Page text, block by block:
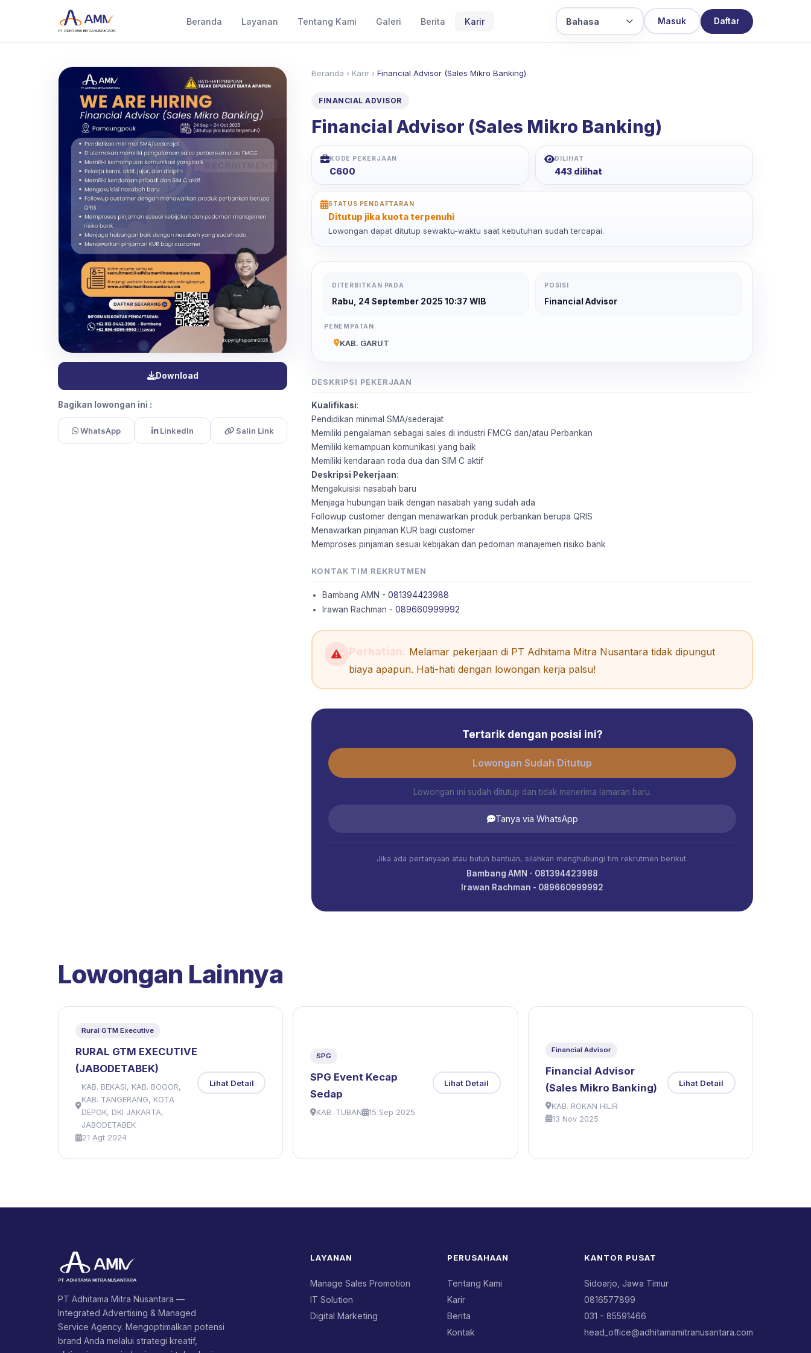
Beranda Layanan Tentang Kami Galeri Berita Karir Bahasa Masuk Daftar
Download
Bagikan lowongan ini :
WhatsApp LinkedIn Salin Link
Beranda › Karir › Financial Advisor (Sales Mikro Banking)
FINANCIAL ADVISOR
Financial Advisor (Sales Mikro Banking)
KODE PEKERJAAN
C600
DILIHAT
443 dilihat
STATUS PENDAFTARAN
Ditutup jika kuota terpenuhi
Lowongan dapat ditutup sewaktu-waktu saat kebutuhan sudah tercapai.
DITERBITKAN PADA
Rabu, 24 September 2025 10:37 WIB
POSISI
Financial Advisor
PENEMPATAN
KAB. GARUT
DESKRIPSI PEKERJAAN
Kualifikasi:
Pendidikan minimal SMA/sederajat
Memiliki pengalaman sebagai sales di industri FMCG dan/atau Perbankan
Memiliki kemampuan komunikasi yang baik
Memiliki kendaraan roda dua dan SIM C aktif
Deskripsi Pekerjaan:
Mengakuisisi nasabah baru
Menjaga hubungan baik dengan nasabah yang sudah ada
Followup customer dengan menawarkan produk perbankan berupa QRIS
Menawarkan pinjaman KUR bagi customer
Memproses pinjaman sesuai kebijakan dan pedoman manajemen risiko bank
KONTAK TIM REKRUTMEN
Bambang AMN - 081394423988
Irawan Rachman - 089660999992
Perhatian: Melamar pekerjaan di PT Adhitama Mitra Nusantara tidak dipungut
biaya apapun. Hati-hati dengan lowongan kerja palsu!
Tertarik dengan posisi ini?
Lowongan Sudah Ditutup
Lowongan ini sudah ditutup dan tidak menerima lamaran baru.
Tanya via WhatsApp
Jika ada pertanyaan atau butuh bantuan, silahkan menghubungi tim rekrutmen berikut.
Bambang AMN - 081394423988
Irawan Rachman - 089660999992
Lowongan Lainnya
Rural GTM Executive
RURAL GTM EXECUTIVE
(JABODETABEK)
KAB. BEKASI, KAB. BOGOR,
KAB. TANGERANG, KOTA
DEPOK, DKI JAKARTA,
JABODETABEK
21 Agt 2024
Lihat Detail
SPG
SPG Event Kecap
Sedap
KAB. TUBAN 15 Sep 2025
Lihat Detail
Financial Advisor
Financial Advisor
(Sales Mikro Banking)
KAB. ROKAN HILIR
13 Nov 2025
Lihat Detail
PT Adhitama Mitra Nusantara —
Integrated Advertising & Managed
Service Agency. Mengoptimalkan potensi
brand Anda melalui strategi kreatif,
LAYANAN
Manage Sales Promotion
IT Solution
Digital Marketing
PERUSAHAAN
Tentang Kami
Karir
Berita
Kontak
KANTOR PUSAT
Sidoarjo, Jawa Timur
0816577899
031 - 85591466
head_office@adhitamamitranusantara.com